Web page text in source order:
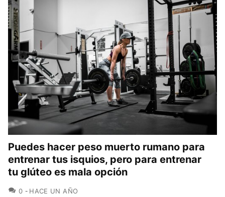
Puedes hacer peso muerto rumano para
entrenar tus isquios, pero para entrenar
tu glúteo es mala opción
0 COMENTARIOS
HACE UN AÑO